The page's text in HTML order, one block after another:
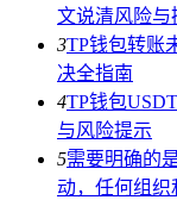
文说清风险与
3TP钱包转账
决全指南
4TP钱包
与风险提示
5需要明确的
动，任何组织